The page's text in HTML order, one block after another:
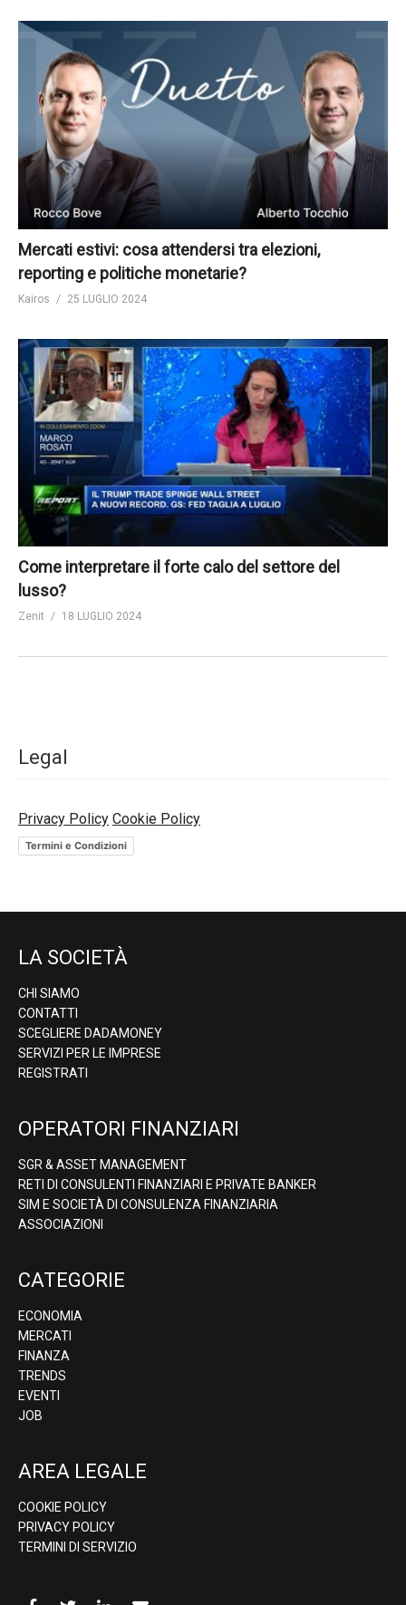
Mercati estivi: cosa attendersi tra elezioni,
reporting e politiche monetarie?
Kairos 25 LUGLIO 2024
Come interpretare il forte calo del settore del
lusso?
Zenit 18 LUGLIO 2024
Legal
Privacy Policy Cookie Policy
Termini e Condizioni
LA SOCIETÀ
CHI SIAMO
CONTATTI
SCEGLIERE DADAMONEY
SERVIZI PER LE IMPRESE
REGISTRATI
OPERATORI FINANZIARI
SGR & ASSET MANAGEMENT
RETI DI CONSULENTI FINANZIARI E PRIVATE BANKER
SIM E SOCIETÀ DI CONSULENZA FINANZIARIA
ASSOCIAZIONI
CATEGORIE
ECONOMIA
MERCATI
FINANZA
TRENDS
EVENTI
JOB
AREA LEGALE
COOKIE POLICY
PRIVACY POLICY
TERMINI DI SERVIZIO